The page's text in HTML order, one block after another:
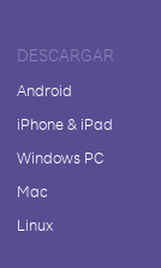
DESCARGAR
Android
iPhone & iPad
Windows PC
Mac
Linux